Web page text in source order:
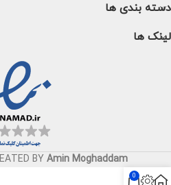
دسته بندی ها
لینک ها
BY Amin Moghaddam
0